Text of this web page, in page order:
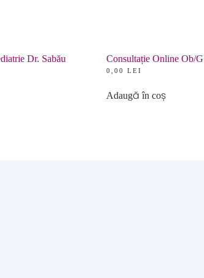
Dr. Sabău
Consultație Online Ob/
0,00 LEI
Adaugă în coș